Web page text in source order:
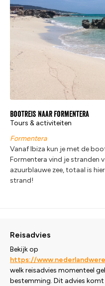
Bootreis naar Formentera
Tours & activiteiten
Formentera
Vanaf Ibiza kun je met de
Formentera vind je stranden
azuurblauwe zee, totaal is
strand!
Reisadvies
Bekijk op
https://
welk reisadvies momenteel
bestemming. Dit advies komt